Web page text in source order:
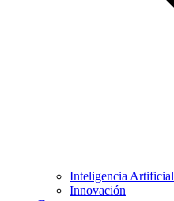
Inteligencia Artificial
Innovación